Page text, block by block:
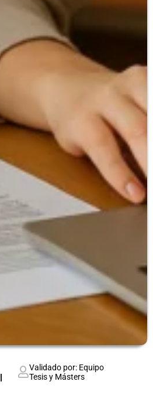
Validado por: Equipo
Tesis y Másters